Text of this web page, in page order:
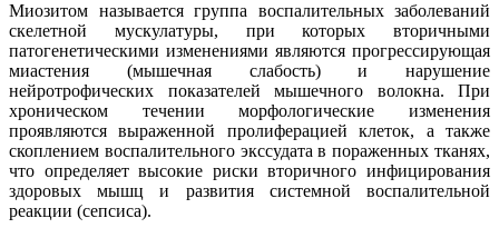
Миозитом называется группа воспалительных заболеваний
скелетной мускулатуры, при которых вторичными
патогенетическими изменениями являются прогрессирующая
миастения (мышечная слабость) и нарушение
нейротрофических показателей мышечного волокна. При
хроническом течении морфологические изменения
проявляются выраженной пролиферацией клеток, а также
скоплением воспалительного экссудата в пораженных тканях,
что определяет высокие риски вторичного инфицирования
здоровых мышц и развития системной воспалительной
реакции (сепсиса).